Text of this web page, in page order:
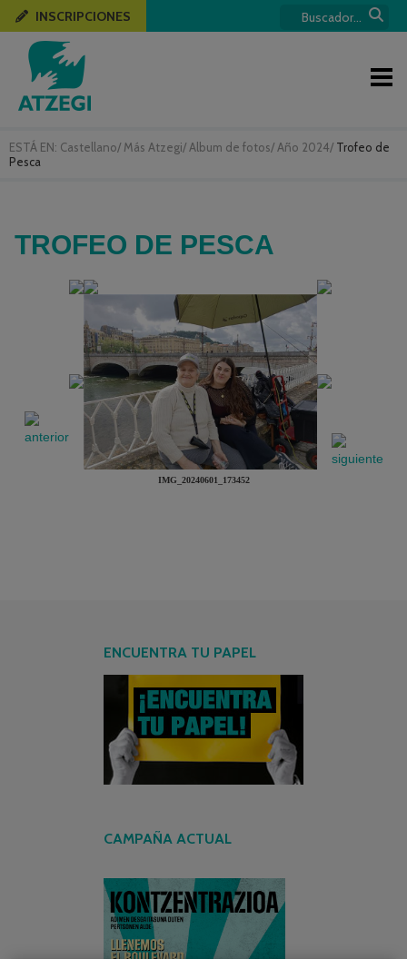
ESTÁ EN: Castellano/ Más Atzegi/ Album de fotos/ Año 2024/ Trofeo de
Pesca
INSCRIPCIONES
TROFEO DE PESCA
IMG_20240601_173452
ENCUENTRA TU PAPEL
CAMPAÑA ACTUAL